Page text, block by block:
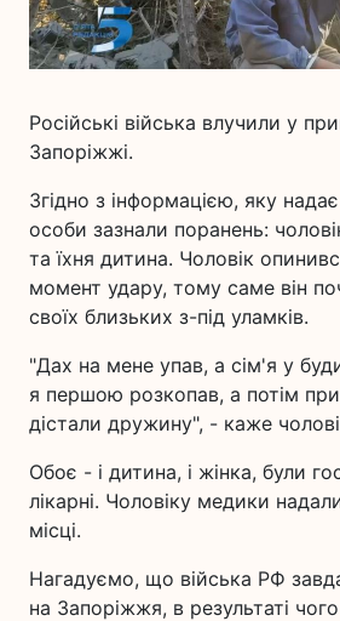
Російські війська влучили у
Запоріжжі.
Згідно з інформацією, яку
особи зазнали поранень:
та їхня дитина. Чоловік
момент удару, тому саме він
своїх близьких з-під уламків.
"Дах на мене упав, а сім'я у
я першою розкопав, а потім
дістали дружину", - каже
Обоє - і дитина, і жінка, були
лікарні. Чоловіку медики
місці.
Нагадуємо, що війська РФ
на Запоріжжя, в результаті